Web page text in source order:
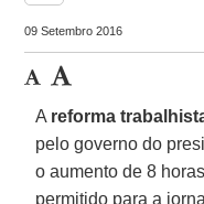
09 Setembro 2016
A reforma
pelo governo do
o aumento de 8
permitido para a